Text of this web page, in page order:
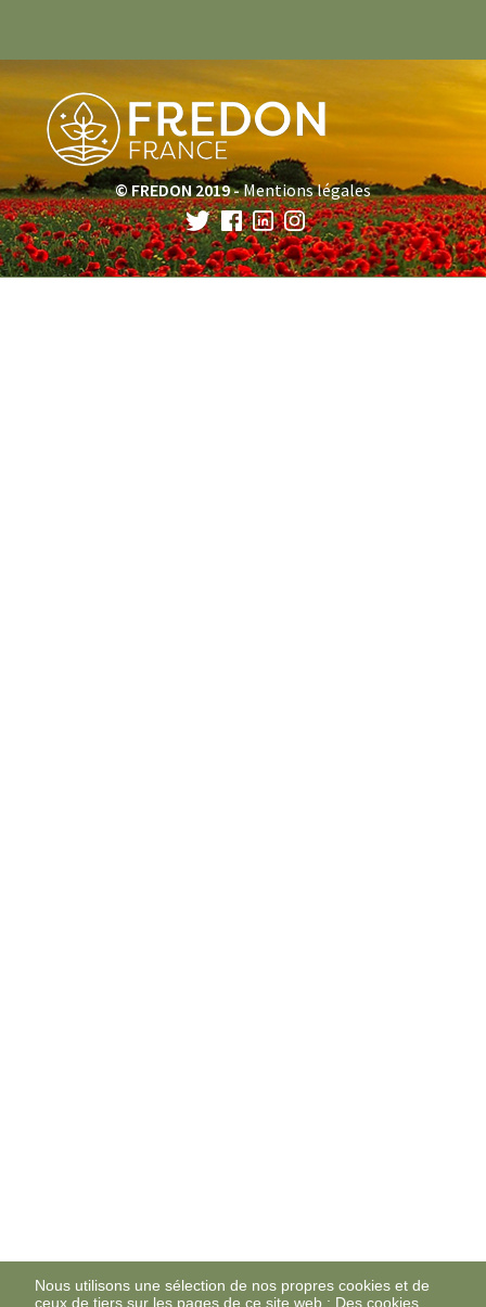
© FREDON 2019 -Mentions légales
Nous utilisons une sélection de nos propres cookies et de
ceux de tiers sur les pages de ce site web : Des cookies